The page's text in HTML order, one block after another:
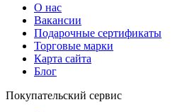
О нас
Вакансии
Подарочные сертификаты
Торговые марки
Карта сайта
Блог
Покупательский сервис